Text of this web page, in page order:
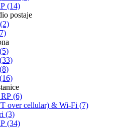
(14)
postaje
(6)
over cellular) & Wi-Fi (7)
(3)
(34)